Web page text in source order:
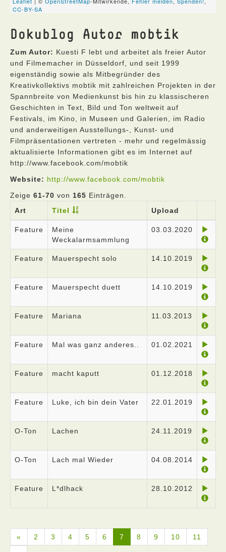
Dokublog Autor mobtik
Zum Autor: Kuesti F lebt und arbeitet als freier Autor
und Filmemacher in Düsseldorf, und seit 1999
eigenständig sowie als Mitbegründer des
Kreativkollektivs mobtik mit zahlreichen Projekten in der
Spannbreite von Medienkunst bis hin zu klassischeren
Geschichten in Text, Bild und Ton weltweit auf
Festivals, im Kino, in Museen und Galerien, im Radio
und anderweitigen Ausstellungs-, Kunst- und
Filmpräsentationen vertreten - mehr und regelmässig
aktualisierte Informationen gibt es im Internet auf
http://www.facebook.com/mobtik
Website: http://www.facebook.com/mobtik
Zeige 61-70 von 165 Einträgen.
Art
Titel Upload
Feature
Meine
Weckalarmsammlung
03.03.2020
Feature Mauerspecht solo 14.10.2019
Feature Mauerspecht duett 14.10.2019
Feature Mariana 11.03.2013
Feature Mal was ganz anderes.. 01.02.2021
Feature macht kaputt 01.12.2018
Feature Luke, ich bin dein Vater 22.01.2019
O-Ton Lachen 24.11.2019
O-Ton Lach mal Wieder 04.08.2014
Feature L*dlhack 28.10.2012
« 2 3 4 5 6 7 8 9 10 11